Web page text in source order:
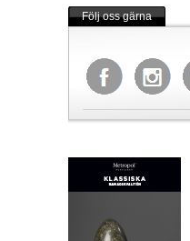
Följ oss gärna